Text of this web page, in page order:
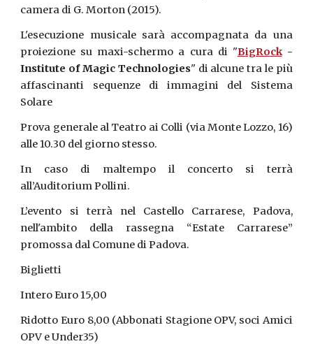
camera di G. Morton (2015).
L'esecuzione musicale sarà accompagnata da una
proiezione su maxi-schermo a cura di "BigRock-
Institute of Magic Technologies" di alcune tra le più
affascinanti sequenze di immagini del Sistema
Solare
Prova generale al Teatro ai Colli (via Monte Lozzo, 16)
alle 10.30 del giorno stesso.
In caso di maltempo il concerto si terrà
all’Auditorium Pollini.
L’evento si terrà nel Castello Carrarese, Padova,
nell'ambito della rassegna “Estate Carrarese”
promossa dal Comune di Padova.
Biglietti
Intero Euro 15,00
Ridotto Euro 8,00 (Abbonati Stagione OPV, soci Amici
OPV e Under35)